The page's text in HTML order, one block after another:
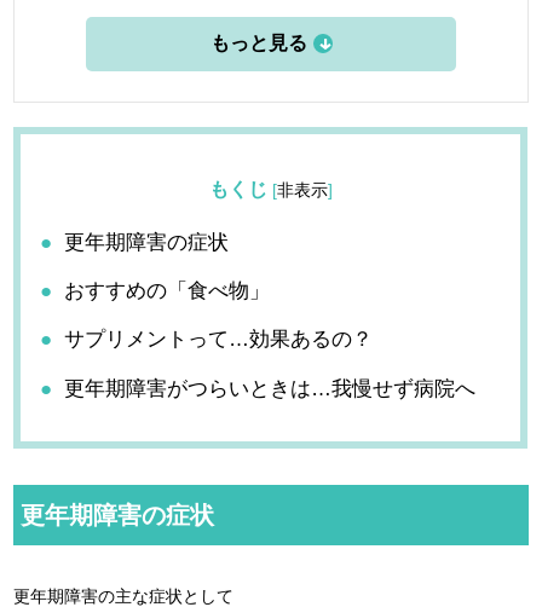
っています。何を信じればいいか、不安でたまらない人の助
けに少しでもなれれば幸いです。
もくじ [非表示]
更年期障害の症状
おすすめの「食べ物」
サプリメントって…効果あるの？
更年期障害がつらいときは…我慢せず病院へ
更年期障害の症状
更年期障害の主な症状として